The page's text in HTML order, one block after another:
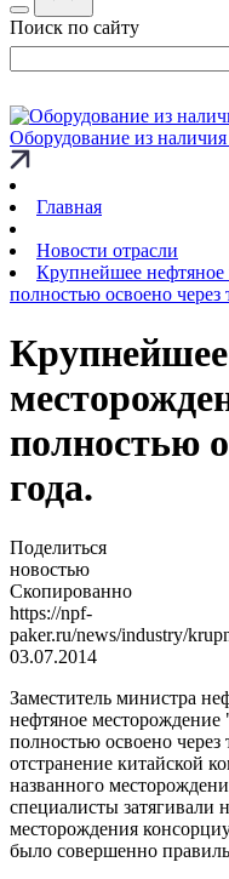
Поиск по сайту
Оборудование из
Главная
Новости отрасли
Крупнейшее нефтяное
полностью освоено через
полностью
года.
Поделиться
новостью
Скопированно
https://npf-
paker.ru/news/industry/
03.07.2014
Заместитель министра
нефтяное
полностью освоено
отстранение китайской
названного
специалисты затягивали
месторождения
было совершенно